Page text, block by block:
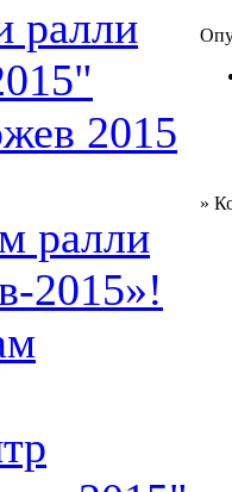
ралли
2015
ралли
2015»!
»